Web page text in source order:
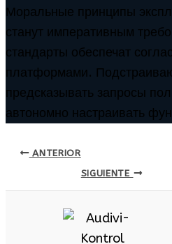
Моральные принципы
станут императивным
стандарты обеспечат
платформами.
предсказывать запросы
автономно настраивать
ANTERIOR
SIGUIENTE